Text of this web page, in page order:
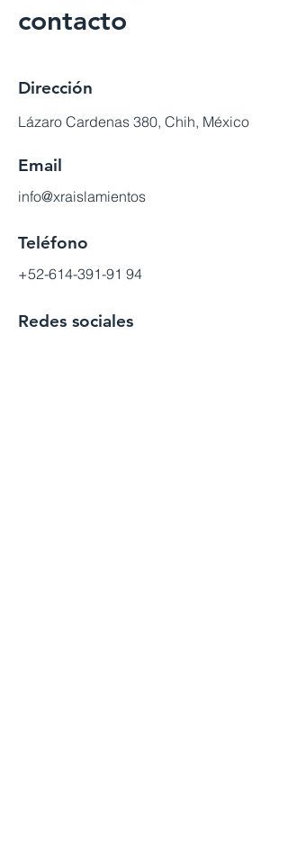
contacto
Dirección
Lázaro Cardenas 380, Chih, México
Email
info@xraislamientos
Teléfono
+52-614-391-91 94
Redes sociales